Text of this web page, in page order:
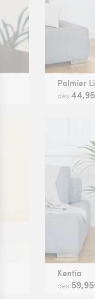
Palmier
dès
Kentia
dès